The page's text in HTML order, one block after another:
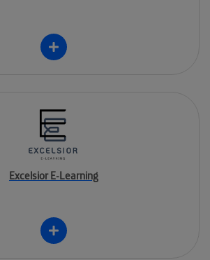
Excelsior E-Learning